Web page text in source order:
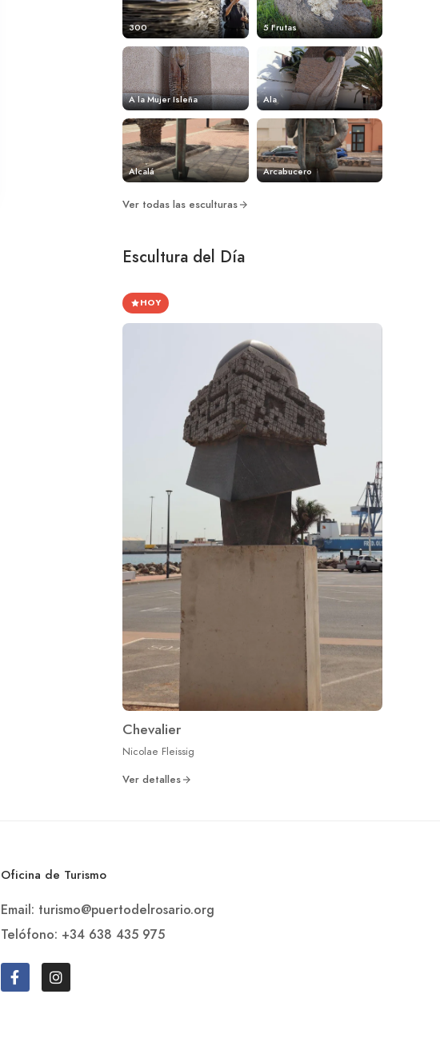
300 5 Frutas
A la Mujer Isleña Ala
Alcalá Arcabucero
Ver todas las esculturas
Escultura del Día
HOY
Chevalier
Nicolae Fleissig
Ver detalles
Oficina de Turismo
Email: turismo@puertodelrosario.org
Telófono: +34 638 435 975